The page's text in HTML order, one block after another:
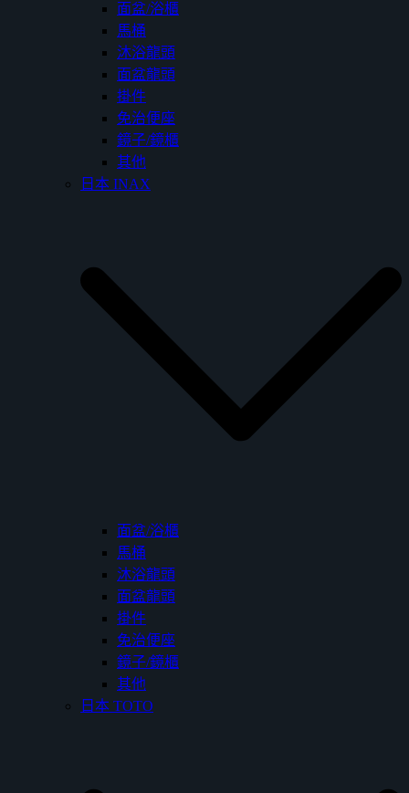
面盆/浴櫃
馬桶
沐浴龍頭
面盆龍頭
掛件
免治便座
鏡子/鏡櫃
其他
日本 INAX
面盆/浴櫃
馬桶
沐浴龍頭
面盆龍頭
掛件
免治便座
鏡子/鏡櫃
其他
日本 TOTO